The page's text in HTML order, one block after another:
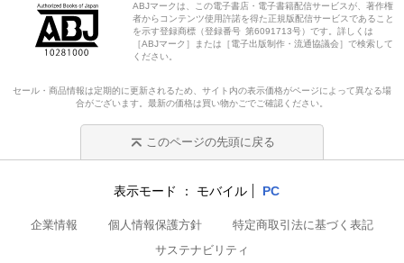
ABJマークは、この電子書店・電子書籍配信サービスが、著作権
者からコンテンツ使用許諾を得た正規版配信サービスであること
を示す登録商標（登録番号 第6091713号）です。詳しくは
［ABJマーク］または［電子出版制作・流通協議会］で検索して
ください。
セール・商品情報は定期的に更新されるため、サイト内の表示価格がページによって異なる場
合がございます。最新の価格は買い物かごでご確認ください。
このページの先頭に戻る
表示モード モバイル PC
企業情報 個人情報保護方針
特定商取引法に基づく表記
サステナビリティ